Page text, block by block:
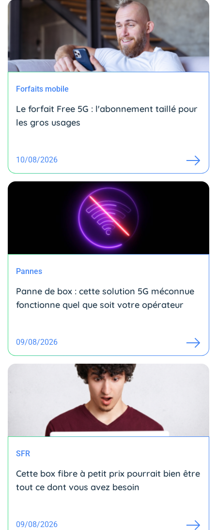
Forfaits mobile
Le forfait Free 5G : l'abonnement taillé pour
les gros usages
10/08/2026
Pannes
Panne de box : cette solution 5G méconnue
fonctionne quel que soit votre opérateur
09/08/2026
SFR
Cette box fibre à petit prix pourrait bien être
tout ce dont vous avez besoin
09/08/2026